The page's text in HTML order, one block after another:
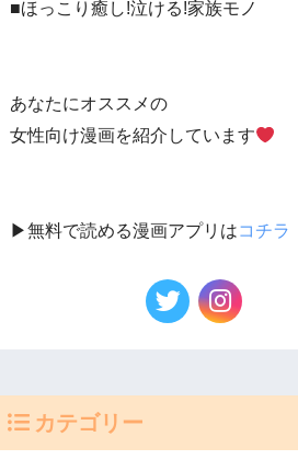
■ほっこり癒し!泣ける!家族モノ
あなたにオススメの
女性向け漫画を紹介しています
▶︎無料で読める漫画アプリはコチラ
カテゴリー